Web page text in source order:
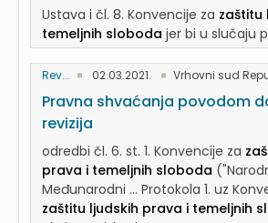
Ustava i čl. 8. Konvencije za zaštitu
temeljnih sloboda jer bi u slučaju
Rev... 02.03.2021. Vrhovni sud
Pravna shvaćanja povodom
revizija
odredbi čl. 6. st. 1. Konvencije za
prava i temeljnih sloboda
Međunarodni ... Protokola 1. uz
zaštitu ljudskih prava i temeljnih